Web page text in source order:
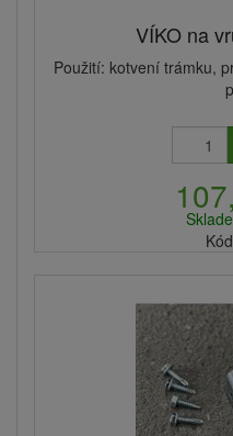
VÍKO na
Použití: kotvení trámku,